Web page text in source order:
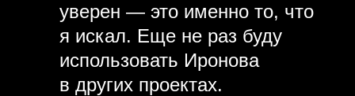
уверен — это именно то, что
я искал. Еще не раз буду
использовать Иронова
в других проектах.